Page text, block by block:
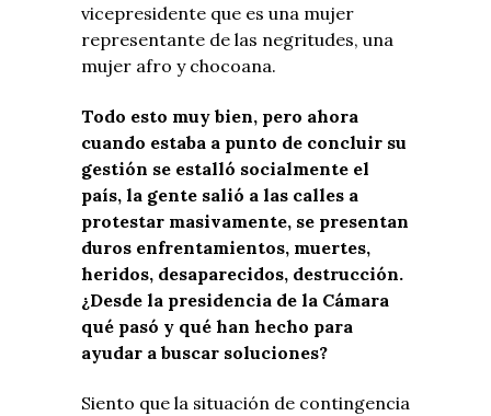
vicepresidente que es una mujer
representante de las negritudes, una
mujer afro y chocoana.
Todo esto muy bien, pero ahora
cuando estaba a punto de concluir su
gestión se estalló socialmente el
país, la gente salió a las calles a
protestar masivamente, se presentan
duros enfrentamientos, muertes,
heridos, desaparecidos, destrucción.
¿Desde la presidencia de la Cámara
qué pasó y qué han hecho para
ayudar a buscar soluciones?
Siento que la situación de contingencia